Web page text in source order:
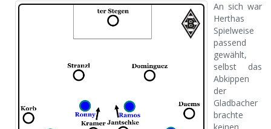
An sich war
Herthas
Spielweise
passend
gewählt,
selbst das
Abkippen
der
Gladbacher
brachte